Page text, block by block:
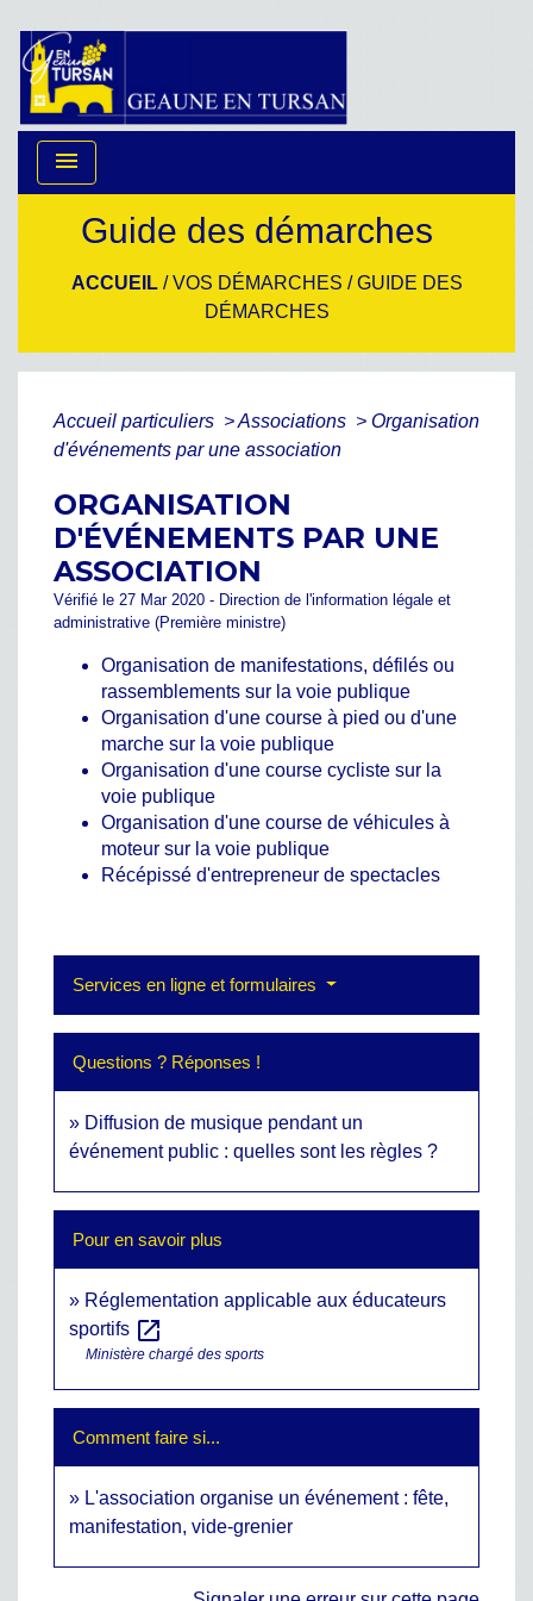
menu
Guide des démarches
ACCUEIL/VOS DÉMARCHES /GUIDE DES
DÉMARCHES
Accueil particuliers >Associations > Organisation
d'événements par une association
ORGANISATION
D'ÉVÉNEMENTS PAR UNE
ASSOCIATION
Vérifié le 27 Mar 2020 - Direction de l'information légale et
administrative (Première ministre)
Organisation de manifestations, défilés ou
rassemblements sur la voie publique
Organisation d'une course à pied ou d'une
marche sur la voie publique
Organisation d'une course cycliste sur la
voie publique
Organisation d'une course de véhicules à
moteur sur la voie publique
Récépissé d'entrepreneur de spectacles
Services en ligne et formulaires
Questions ? Réponses !
Diffusion de musique pendant un
événement public : quelles sont les règles ?
Pour en savoir plus
Réglementation applicable aux éducateurs
sportifs open_in_new
Ministère chargé des sports
Comment faire si...
L'association organise un événement : fête,
manifestation, vide-grenier